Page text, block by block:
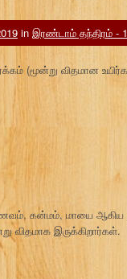
in இரண்டாம் தந்திரம் -
(மூன்று விதமான
கன்மம், மாயை
விதமாக இருக்கிறார்கள்.